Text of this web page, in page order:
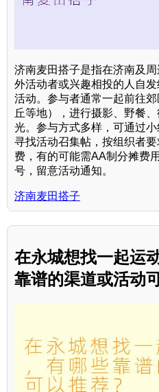
济南麦田搭子是指在济南及
外活动者或兴趣相投的人自
活动。参与者通常一起前往
丘等地），进行摄影、野餐
光。参与方式多样，可通过
寻找活动召集帖，按组织者
费，有的可能需AA制分摊费
号，留意活动通知。
济南麦田搭子
在永城想找一起运
靠谱的渠道或活动